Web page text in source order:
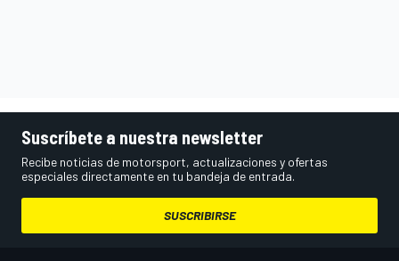
Suscríbete a nuestra newsletter
Recibe noticias de motorsport, actualizaciones y ofertas
especiales directamente en tu bandeja de entrada.
SUSCRIBIRSE